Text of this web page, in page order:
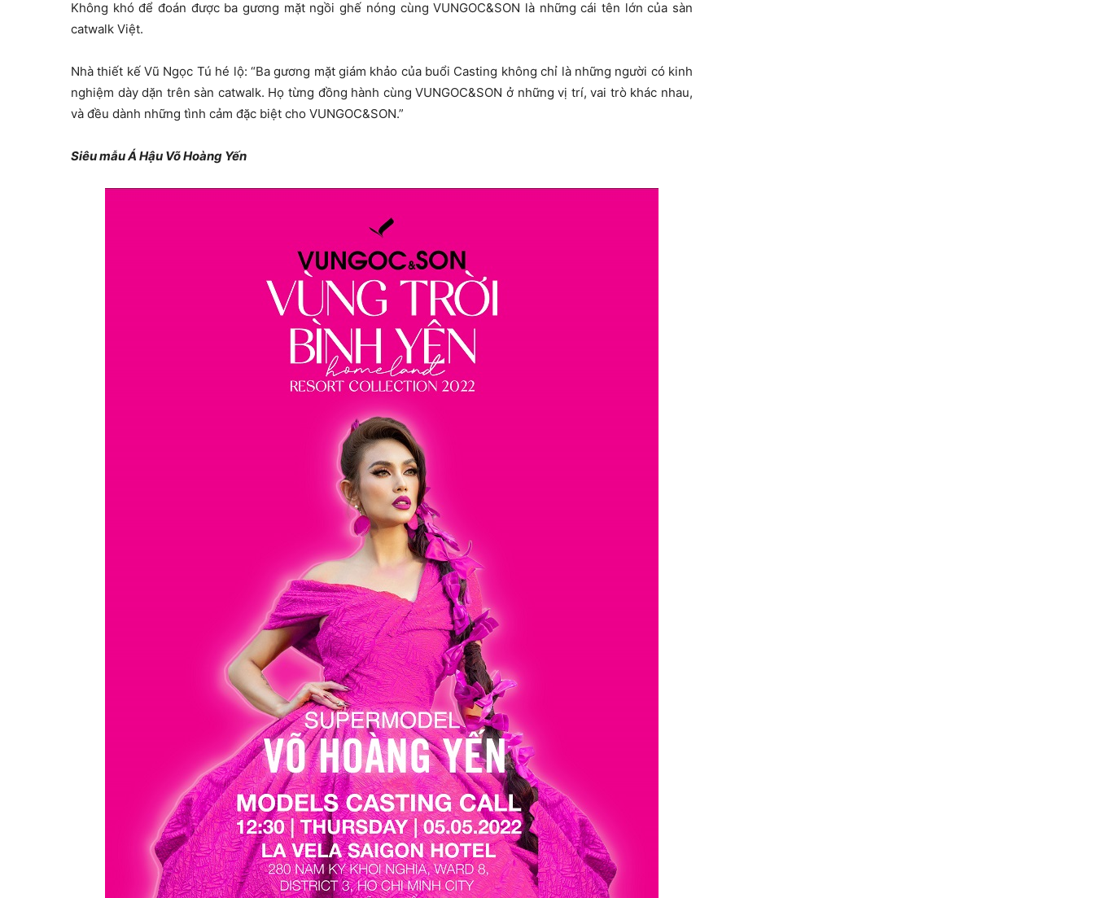
Không khó để đoán được ba gương mặt ngồi ghế nóng cùng VUNGOC&SON là những cái tên lớn của sàn
catwalk Việt.
Nhà thiết kế Vũ Ngọc Tú hé lộ: “Ba gương mặt giám khảo của buổi Casting không chỉ là những người có kinh
nghiệm dày dặn trên sàn catwalk. Họ từng đồng hành cùng VUNGOC&SON ở những vị trí, vai trò khác nhau,
và đều dành những tình cảm đặc biệt cho VUNGOC&SON.”
Siêu mẫu Á Hậu Võ Hoàng Yến